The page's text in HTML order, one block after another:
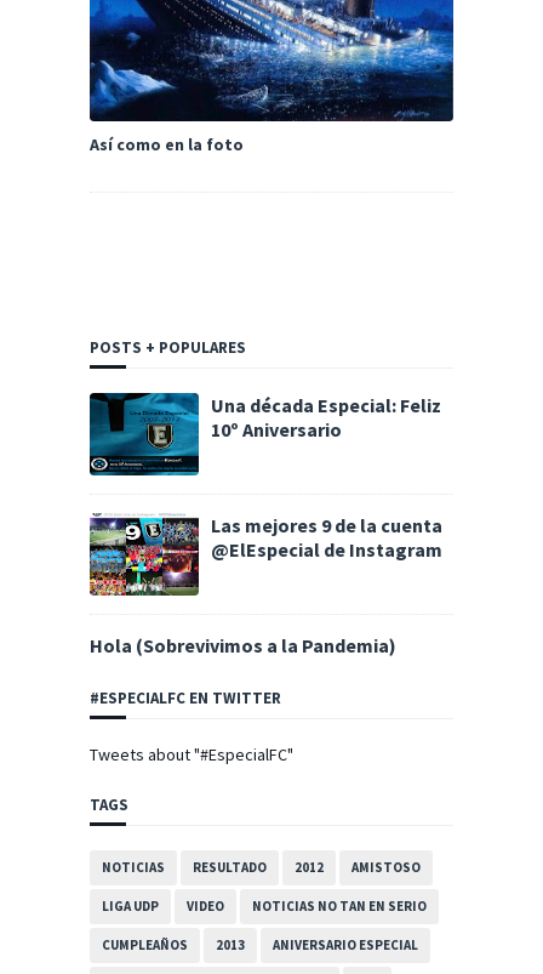
Así como en la foto
POSTS + POPULARES
Una década Especial: Feliz
10º Aniversario
Las mejores 9 de la cuenta
@ElEspecial de Instagram
Hola (Sobrevivimos a la Pandemia)
#ESPECIALFC EN TWITTER
Tweets about "#EspecialFC"
TAGS
NOTICIAS RESULTADO 2012 AMISTOSO
LIGA UDP VIDEO NOTICIAS NO TAN EN SERIO
CUMPLEAÑOS 2013 ANIVERSARIO ESPECIAL